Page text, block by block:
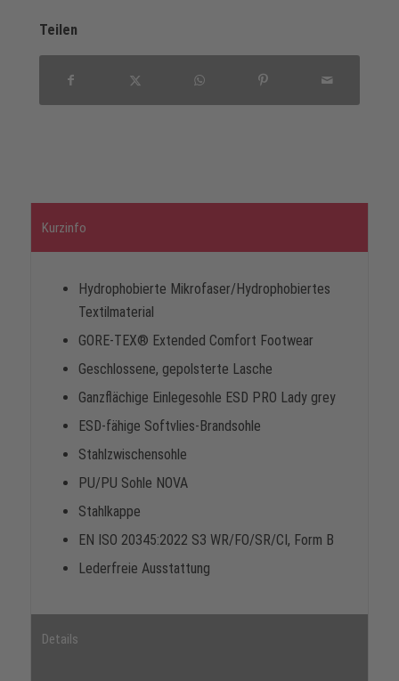
Teilen
Kurzinfo
Hydrophobierte Mikrofaser/Hydrophobiertes
Textilmaterial
GORE-TEX® Extended Comfort Footwear
Geschlossene, gepolsterte Lasche
Ganzflächige Einlegesohle ESD PRO Lady grey
ESD-fähige Softvlies-Brandsohle
Stahlzwischensohle
PU/PU Sohle NOVA
Stahlkappe
EN ISO 20345:2022 S3 WR/FO/SR/CI, Form B
Lederfreie Ausstattung
Details